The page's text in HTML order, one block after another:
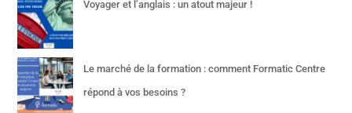
Voyager et l’anglais : un atout majeur !
Le marché de la formation : comment Formatic Centre
répond à vos besoins ?